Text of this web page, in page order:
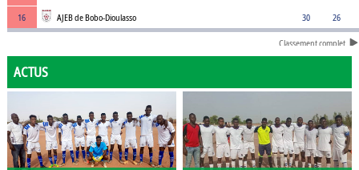
16
AJEB de Bobo-Dioulasso 30 26
Classement complet
ACTUS